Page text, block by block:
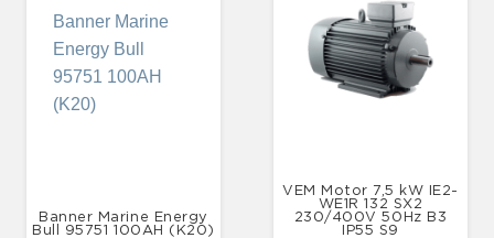
Banner Marine Energy
Bull 95751 100AH (K20)
VEM Motor 7,5 kW IE2-
WE1R 132 SX2
230/400V 50Hz B3
IP55 S9